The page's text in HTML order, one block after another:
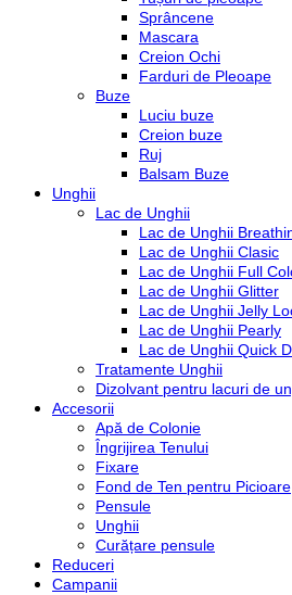
Sprâncene
Mascara
Creion Ochi
Farduri de Pleoape
Buze
Luciu buze
Creion buze
Ruj
Balsam Buze
Unghii
Lac de Unghii
Lac de Unghii
Lac de Unghii Clasic
Lac de Unghii Full
Lac de Unghii Glitter
Lac de Unghii Jelly
Lac de Unghii Pearly
Lac de Unghii Quick
Tratamente Unghii
Dizolvant pentru lacuri de
Accesorii
Apă de Colonie
Îngrijirea Tenului
Fixare
Fond de Ten pentru Picioare
Pensule
Unghii
Curățare pensule
Reduceri
Campanii